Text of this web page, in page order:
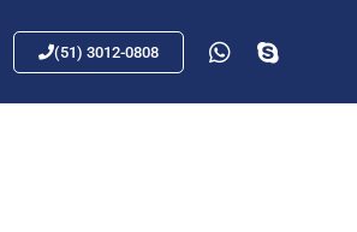
(51) 3012-0808